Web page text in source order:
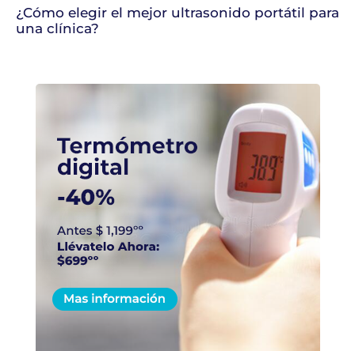
¿Cómo elegir el mejor ultrasonido portátil para
una clínica?